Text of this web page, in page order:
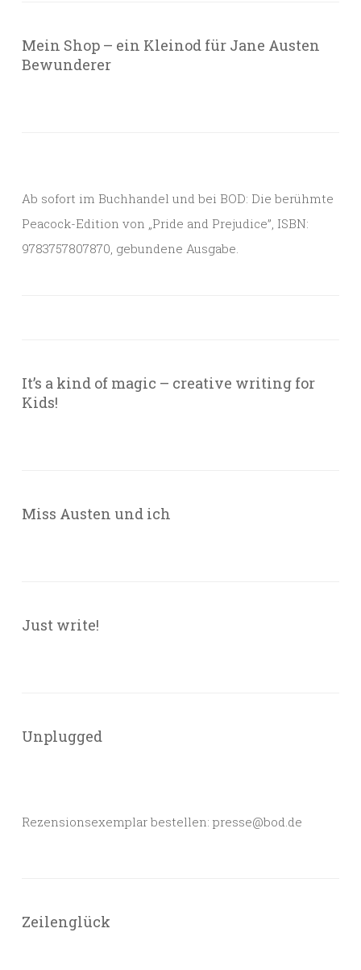
Mein Shop – ein Kleinod für Jane Austen
Bewunderer
Ab sofort im Buchhandel und bei BOD: Die berühmte
Peacock-Edition von „Pride and Prejudice”, ISBN:
9783757807870, gebundene Ausgabe.
It’s a kind of magic – creative writing for
Kids!
Miss Austen und ich
Just write!
Unplugged
Rezensionsexemplar bestellen: presse@bod.de
Zeilenglück